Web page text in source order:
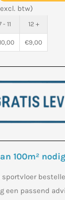
btw)
- 11 12 +
€9,00
100m²
een passend